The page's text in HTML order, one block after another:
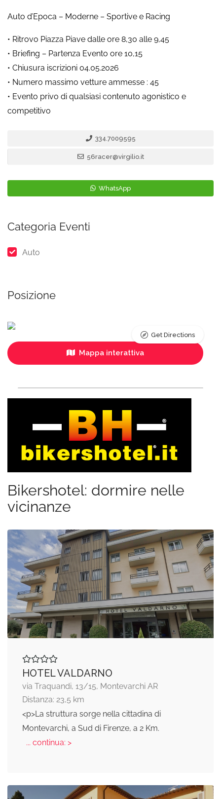
Auto d’Epoca – Moderne – Sportive e Racing
• Ritrovo Piazza Piave dalle ore 8,30 alle 9,45
• Briefing – Partenza Evento ore 10,15
• Chiusura iscrizioni 04.05.2026
• Numero massimo vetture ammesse : 45
• Evento privo di qualsiasi contenuto agonistico e
competitivo
334.7009595
56racer@virgilio.it
WhatsApp
Categoria Eventi
Auto
Posizione
Mappa interattiva
Get Directions
Bikershotel: dormire nelle
vicinanze
HOTEL VALDARNO
via Traquandi, 13/15, Montevarchi AR
Distanza: 23,5 km
<p>La struttura sorge nella cittadina di
Montevarchi, a Sud di Firenze, a 2 Km.
... continua: >